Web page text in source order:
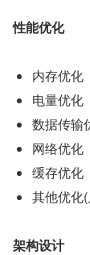
性能优化
内存优化
电量优化
数据传输
网络优化
缓存优化
其他优化
架构设计